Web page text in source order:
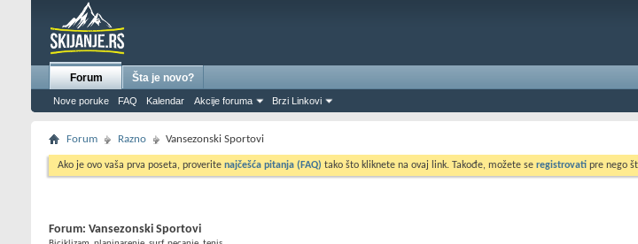
Forum
Nove poruke FAQ Kalendar Akcije foruma Brzi Linkovi
Šta je novo?
Forum Razno Vansezonski Sportovi
Ako je ovo vaša prva poseta, proverite najčešća pitanja (FAQ) tako što kliknete na ovaj link. Takođe, možete se registrovati pre nego
Forum: Vansezonski Sportovi